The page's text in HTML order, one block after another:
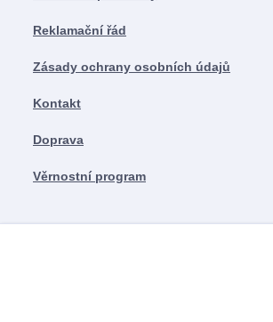
Reklamační řád
Zásady ochrany osobních údajů
Kontakt
Doprava
Věrnostní program